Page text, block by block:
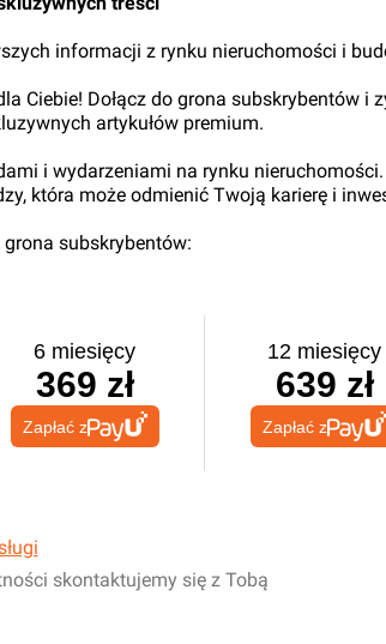
informacji z rynku nieruchomości i
Ciebie! Dołącz do grona subskrybentów i
artykułów premium.
i wydarzeniami na rynku
która może odmienić Twoją karierę i
subskrybentów:
6 miesięcy
369 zł
Zapłać z
12 miesięcy
639 zł
Zapłać z
skontaktujemy się z Tobą